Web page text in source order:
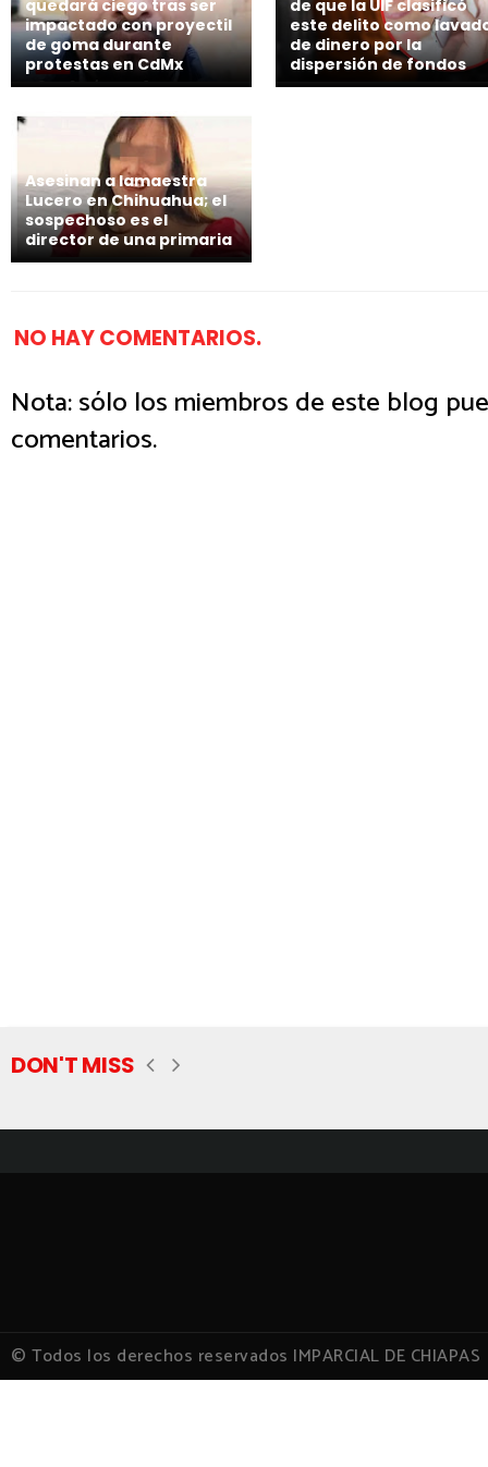
quedará ciego tras ser
impactado con proyectil
de goma durante
protestas en CdMx
de que la UIF clasificó
este delito como
de dinero por la
dispersión de fondos
Asesinan a lamaestra
Lucero en Chihuahua; el
sospechoso es el
director de una primaria
NO HAY COMENTARIOS.
Nota: sólo los miembros de este blog
comentarios.
DON'T MISS
© Todos los derechos reservados IMPARCIAL DE CHIAPAS